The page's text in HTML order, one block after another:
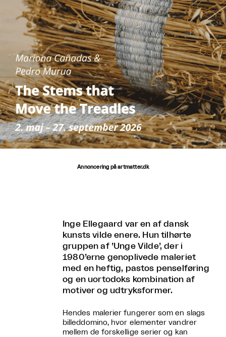
Annoncering på artmatter.dk
Inge Ellegaard var en af dansk
kunsts vilde enere. Hun tilhørte
gruppen af ’Unge Vilde’, der i
1980’erne genoplivede maleriet
med en heftig, pastos penselføring
og en uortodoks kombination af
motiver og udtryksformer.
Hendes malerier fungerer som en slags
billeddomino, hvor elementer vandrer
mellem de forskellige serier og kan